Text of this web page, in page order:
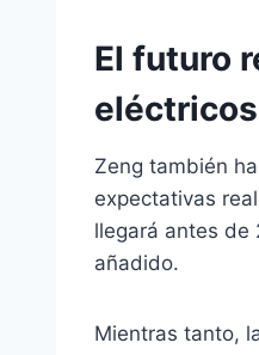
El futuro
eléctricos
Zeng también
expectativas
llegará antes de
añadido.
Mientras tanto,